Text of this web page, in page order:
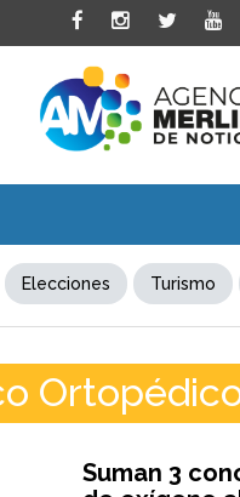
Elecciones Turismo
Suman 3